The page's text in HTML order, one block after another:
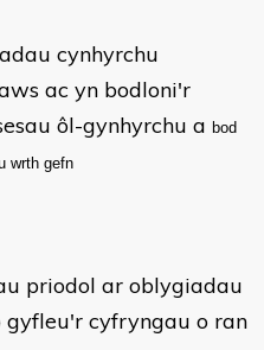
cynhyrchu
ac yn bodloni'r
ôl-gynhyrchu a bod
wrth gefn
priodol ar oblygiadau
cyfryngau o ran